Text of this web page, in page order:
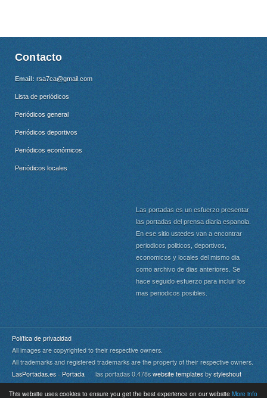
This website uses cookies to ensure you get the best experience on our website More info
Contacto
Email: rsa7ca@gmail.com
Lista de periódicos
Periódicos general
Periódicos deportivos
Periódicos económicos
Periódicos locales
Las portadas es un esfuerzo presentar
las portadas del prensa diaria espanola.
En ese sitio ustedes van a encontrar
periodicos politicos, deportivos,
economicos y locales del mismo dia
como archivo de dias anteriores. Se
hace seguido esfuerzo para incluir los
mas periodicos posibles.
Política de privacidad
All images are copyrighted to their respective owners.
All trademarks and registered trademarks are the property of their respective owners.
LasPortadas.es - Portada las portadas 0.478swebsite templates by styleshout